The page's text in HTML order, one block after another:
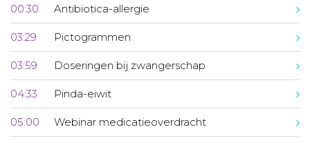
00:30 Antibiotica-allergie
03:29 Pictogrammen
03:59 Doseringen bij zwangerschap
04:33 Pinda-eiwit
05:00 Webinar medicatieoverdracht